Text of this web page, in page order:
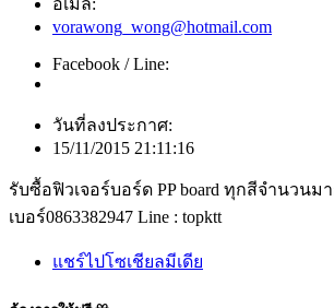
vorawong_wong@hotmail.com
Facebook / Line:
วันที่ลงประกาศ:
15/11/2015 21:11:16
รับซื้อฟิวเจอร์บอร์ด PP board ทุกสีจำนวนม
เบอร์0863382947 Line : topktt
แชร์ไปโซเชียลมีเดีย